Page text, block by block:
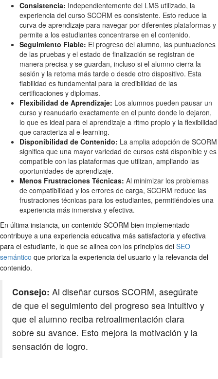
Consistencia: Independientemente del LMS utilizado, la
experiencia del curso SCORM es consistente. Esto reduce la
curva de aprendizaje para navegar por diferentes plataformas y
permite a los estudiantes concentrarse en el contenido.
Seguimiento Fiable: El progreso del alumno, las puntuaciones
de las pruebas y el estado de finalización se registran de
manera precisa y se guardan, incluso si el alumno cierra la
sesión y la retoma más tarde o desde otro dispositivo. Esta
fiabilidad es fundamental para la credibilidad de las
certificaciones y diplomas.
Flexibilidad de Aprendizaje: Los alumnos pueden pausar un
curso y reanudarlo exactamente en el punto donde lo dejaron,
lo que es ideal para el aprendizaje a ritmo propio y la flexibilidad
que caracteriza al e-learning.
Disponibilidad de Contenido: La amplia adopción de SCORM
significa que una mayor variedad de cursos está disponible y es
compatible con las plataformas que utilizan, ampliando las
oportunidades de aprendizaje.
Menos Frustraciones Técnicas: Al minimizar los problemas
de compatibilidad y los errores de carga, SCORM reduce las
frustraciones técnicas para los estudiantes, permitiéndoles una
experiencia más inmersiva y efectiva.
En última instancia, un contenido SCORM bien implementado
contribuye a una experiencia educativa más satisfactoria y efectiva
para el estudiante, lo que se alinea con los principios del SEO
semántico que prioriza la experiencia del usuario y la relevancia del
contenido.
Consejo: Al diseñar cursos SCORM, asegúrate
de que el seguimiento del progreso sea intuitivo y
que el alumno reciba retroalimentación clara
sobre su avance. Esto mejora la motivación y la
sensación de logro.